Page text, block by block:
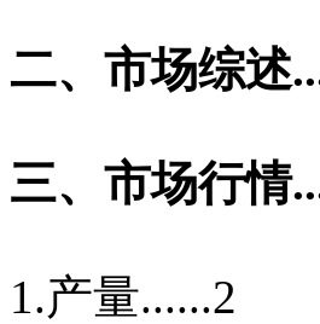
二、市场综述
三、市场行情
1.产量......2